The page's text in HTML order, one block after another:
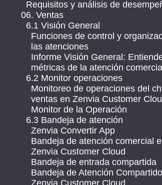
Requisitos y análisis de
06. Ventas
6.1 Visión General
Funciones de control y
las atenciones
Informe Visión General:
métricas de la atención comercial
6.2 Monitor operaciones
Monitoreo de operaciones del
ventas en Zenvia Customer
Monitor de la Operación
6.3 Bandeja de atención
Zenvia Convertir App
Bandeja de atención comercial
Zenvia Customer Cloud
Bandeja de entrada compartida
Bandeja de Atención
Zenvia Customer Cloud